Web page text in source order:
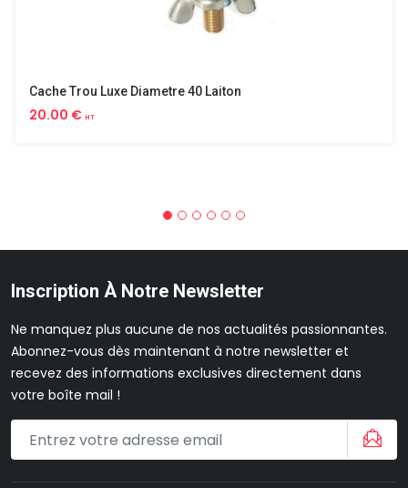
Cache Trou Luxe Diametre 40 Laiton
20.00 € HT
Inscription À Notre Newsletter
Ne manquez plus aucune de nos actualités passionnantes.
Abonnez-vous dès maintenant à notre newsletter et
recevez des informations exclusives directement dans
votre boîte mail !